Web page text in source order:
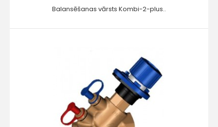
Balansēšanas vārsts Kombi-2-plus..